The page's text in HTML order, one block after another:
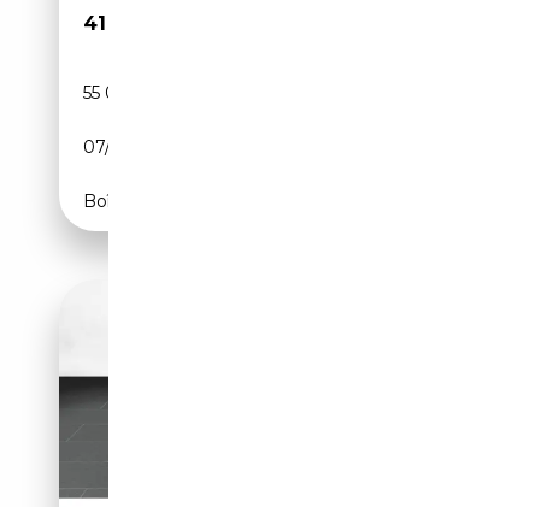
41 480€
55 000 km
07/2023
Boîte automatique